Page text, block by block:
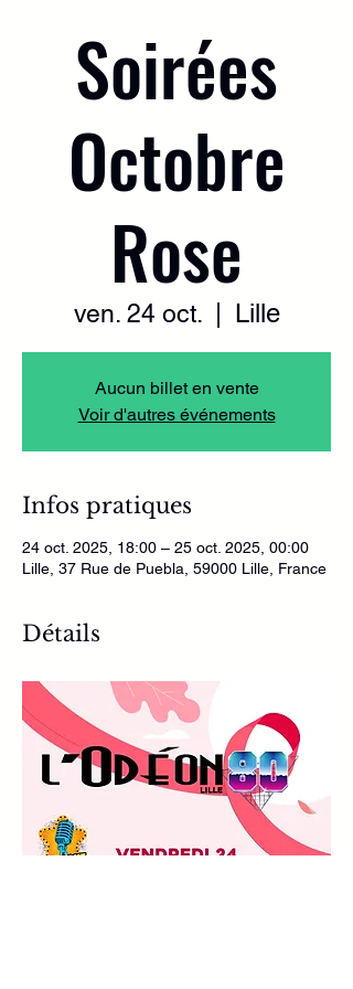
Soirées
Octobre
Rose
ven. 24 oct.
  |
Lille
Aucun billet en vente
Voir d'autres événements
Infos pratiques
24 oct. 2025, 18:00 – 25 oct. 2025, 00:00
Lille, 37 Rue de Puebla, 59000 Lille, France
Détails